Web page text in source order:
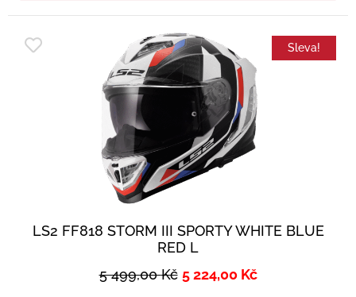
Sleva!
LS2 FF818 STORM III SPORTY WHITE BLUE
RED L
5 499,00Kč 5 224,00 Kč